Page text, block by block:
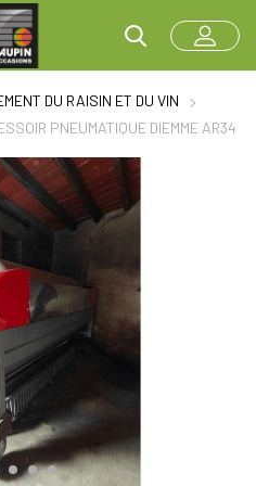
DU RAISIN ET DU VIN
PNEUMATIQUE DIEMME AR34